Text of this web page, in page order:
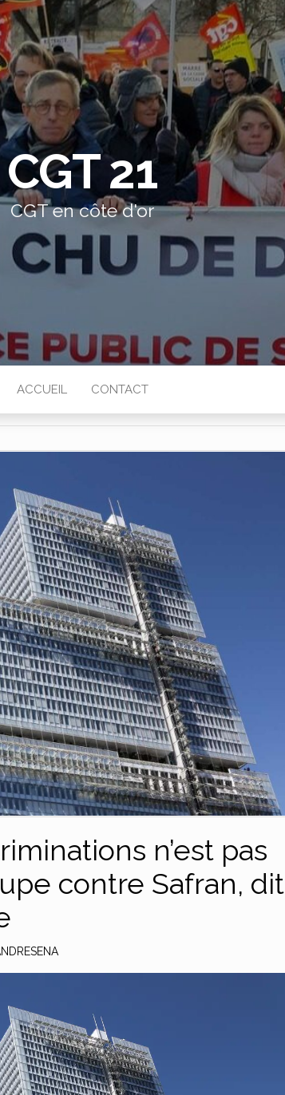
CGT 21
CGT en côte d'or
ACCUEIL CONTACT
n’est pas
contre Safran, dit